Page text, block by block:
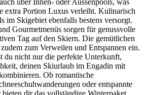
über Innen- oder Aussenpools, was
extra Portion Luxus verleiht. Kulinarisch
im Skigebiet ebenfalls bestens versorgt.
Gourmetmenüs sorgen für genussvolle
Tag auf den Skiern. Die gemütlichen
zum Verweilen und Entspannen ein.
du nicht nur die perfekte Unterkunft,
deinen Skiurlaub im Engadin mit
Ob romantische
oder entspannte